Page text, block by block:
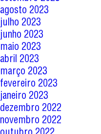
agosto 2023
julho 2023
junho 2023
maio 2023
abril 2023
março 2023
fevereiro 2023
janeiro 2023
dezembro 2022
novembro 2022